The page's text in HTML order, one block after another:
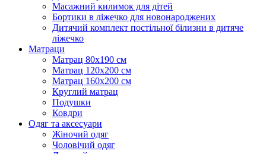
Масажний килимок для дітей
Бортики в ліжечко для новонароджених
Дитячий комплект постільної білизни в дитяче
ліжечко
Матраци
Матрац 80х190 см
Матрац 120х200 см
Матрац 160х200 см
Круглий матрац
Подушки
Ковдри
Одяг та аксесуари
Жіночий одяг
Чоловічий одяг